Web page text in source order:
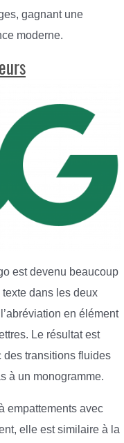
gagnant une
moderne.
est devenu beaucoup
dans les deux
en élément
Le résultat est
des transitions fluides
à un monogramme.
empattements avec
elle est similaire à la